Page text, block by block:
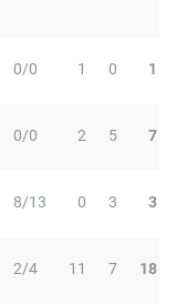
0/0 1 0 1
0/0 2 5 7
8/13 0 3 3
2/4 11 7 18